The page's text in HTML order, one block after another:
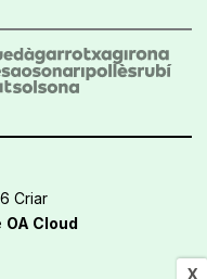
X
Criar
OA Cloud